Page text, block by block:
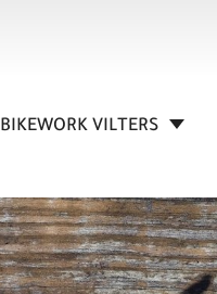
BIKEWORK VILTERS